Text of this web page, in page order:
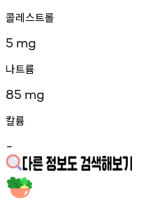
콜레스트롤
5 mg
나트륨
85 mg
칼륨
-